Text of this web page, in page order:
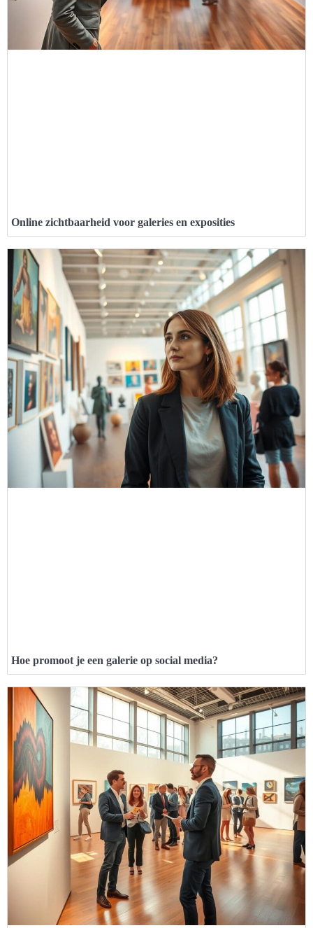
Online zichtbaarheid voor galeries en exposities
Hoe promoot je een galerie op social media?